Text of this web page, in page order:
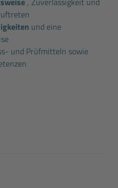
und eine
und Prüfmitteln sowie